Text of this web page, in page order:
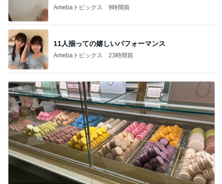
Amebaトピックス 9時間前
11人揃っての嬉しいパフォーマンス
Amebaトピックス 23時間前